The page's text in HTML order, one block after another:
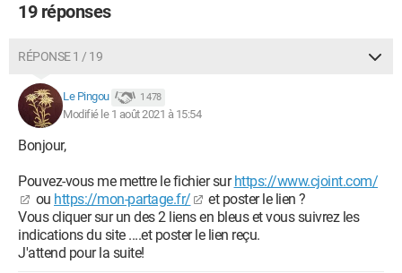
19 réponses
RÉPONSE 1 / 19
Le Pingou 1 478
Modifié le 1 août 2021 à 15:54
Bonjour,
Pouvez-vous me mettre le fichier surhttps://www.cjoint.com/
ou https://mon-partage.fr/
et poster le lien ?
Vous cliquer sur un des 2 liens en bleus et vous suivrez les
indications du site ....et poster le lien reçu.
J'attend pour la suite!